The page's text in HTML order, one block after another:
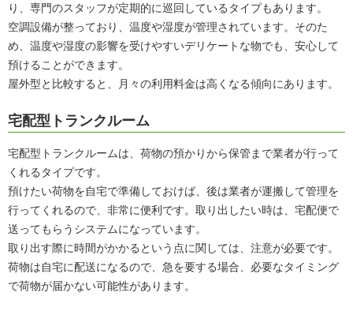
り、専門のスタッフが定期的に巡回しているタイプもあります。
空調設備が整っており、温度や湿度が管理されています。そのた
め、温度や湿度の影響を受けやすいデリケートな物でも、安心して
預けることができます。
屋外型と比較すると、月々の利用料金は高くなる傾向にあります。
宅配型トランクルーム
宅配型トランクルームは、荷物の預かりから保管まで業者が行って
くれるタイプです。
預けたい荷物を自宅で準備しておけば、後は業者が運搬して管理を
行ってくれるので、非常に便利です。取り出したい時は、宅配便で
送ってもらうシステムになっています。
取り出す際に時間がかかるという点に関しては、注意が必要です。
荷物は自宅に配送になるので、急を要する場合、必要なタイミング
で荷物が届かない可能性があります。